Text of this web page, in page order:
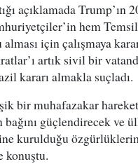
açıklamada Trump’ın
hem
alması için çalışmaya
artık sivil bir
kararı almakla suçladı.
bir muhafazakar hareket
bağını güçlendirecek ve
kurulduğu
konuştu.